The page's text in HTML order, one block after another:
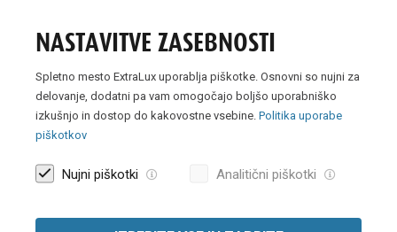
NASTAVITVE ZASEBNOSTI
Spletno mesto ExtraLux uporablja piškotke. Osnovni so nujni za
delovanje, dodatni pa vam omogočajo boljšo uporabniško
izkušnjo in dostop do kakovostne vsebine. Politika uporabe
piškotkov
Nujni piškotki Analitični piškotki